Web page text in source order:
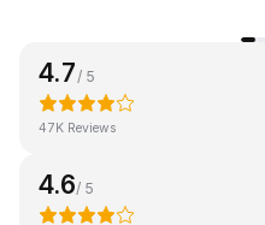
4.7 / 5
47K Reviews
4.6/ 5